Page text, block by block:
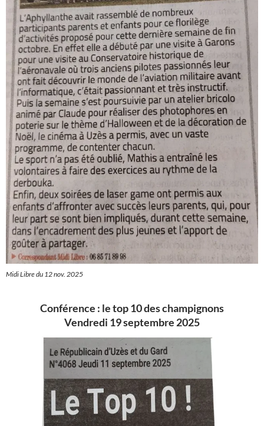
Midi Libre du 12 nov. 2025
Conférence : le top 10 des champignons
Vendredi 19 septembre 2025